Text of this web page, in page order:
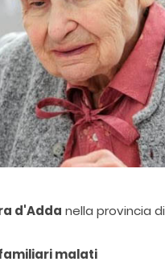
d'Adda nella provincia di
malati